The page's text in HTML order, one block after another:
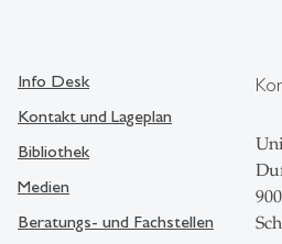
Info Desk
Kontakt und Lageplan
Bibliothek
Medien
Beratungs- und Fachstellen